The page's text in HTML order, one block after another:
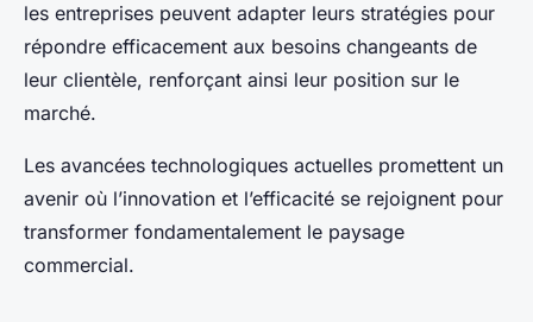
les entreprises peuvent adapter leurs stratégies pour
répondre efficacement aux besoins changeants de
leur clientèle, renforçant ainsi leur position sur le
marché.
Les avancées technologiques actuelles promettent un
avenir où l’innovation et l’efficacité se rejoignent pour
transformer fondamentalement le paysage
commercial.